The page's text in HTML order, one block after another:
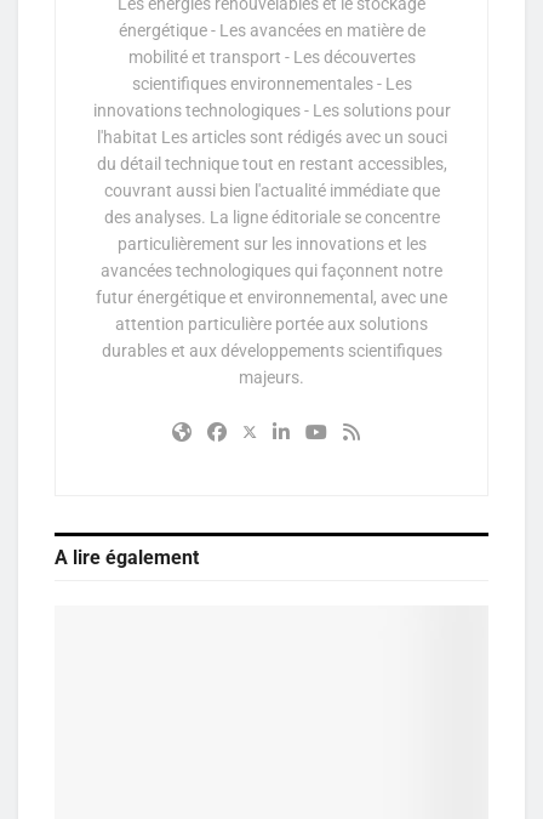
énergétique - Les avancées en matière de
mobilité et transport - Les découvertes
scientifiques environnementales - Les
innovations technologiques - Les solutions pour
l'habitat Les articles sont rédigés avec un souci
du détail technique tout en restant accessibles,
couvrant aussi bien l'actualité immédiate que
des analyses. La ligne éditoriale se concentre
particulièrement sur les innovations et les
avancées technologiques qui façonnent notre
futur énergétique et environnemental, avec une
attention particulière portée aux solutions
durables et aux développements scientifiques
majeurs.
A lire également